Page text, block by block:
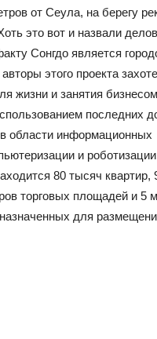
от Сеула, на берегу
это вот и назвали
Сонгдо является
этого проекта
жизни и занятия
последних
в области информационных
и
80 тысяч квартир,
торговых площадей и 5
для